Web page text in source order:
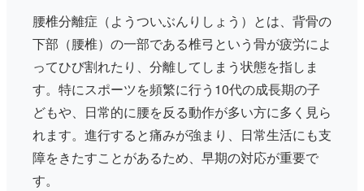
腰椎分離症（ようついぶんりしょう）とは、背骨の
下部（腰椎）の一部である椎弓という骨が疲労によ
ってひび割れたり、分離してしまう状態を指しま
す。特にスポーツを頻繁に行う10代の成長期の子
どもや、日常的に腰を反る動作が多い方に多く見ら
れます。進行すると痛みが強まり、日常生活にも支
障をきたすことがあるため、早期の対応が重要で
す。